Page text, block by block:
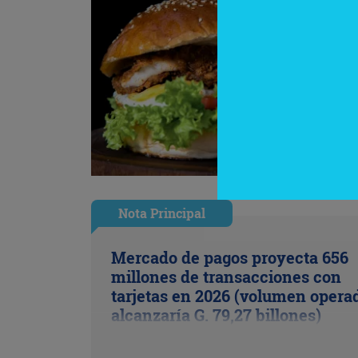
Nota Principal
Mercado de pagos proyecta 656
millones de transacciones con
tarjetas en 2026 (volumen
alcanzaría G. 79,27 billones)